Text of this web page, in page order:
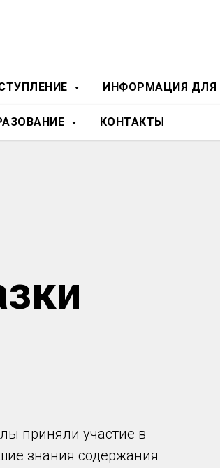
ИНФОРМАЦИЯ ДЛЯ
КОНТАКТЫ
приняли участие в
знания содержания